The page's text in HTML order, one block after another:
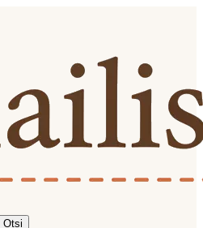
Otsi